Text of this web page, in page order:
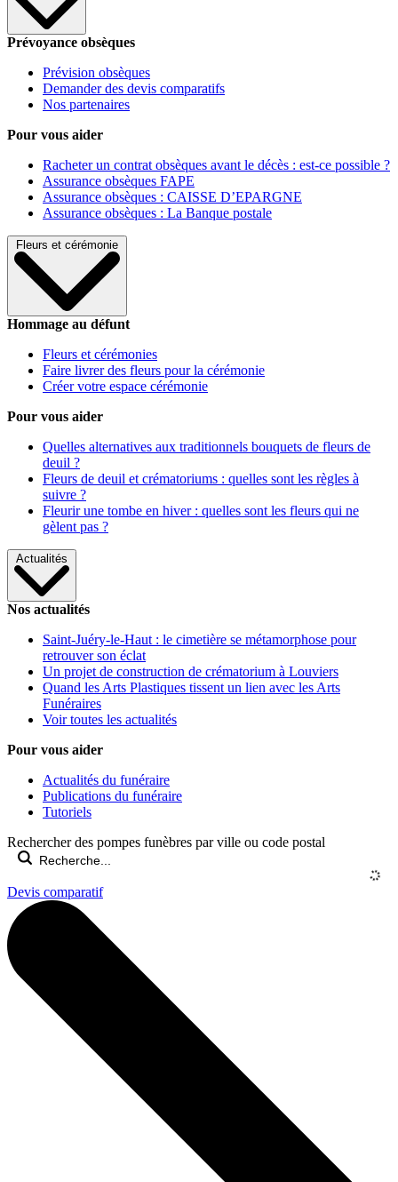
Prévoyance obsèques
Prévision obsèques
Demander des devis comparatifs
Nos partenaires
Pour vous aider
Racheter un contrat obsèques avant le décès : est-ce possible ?
Assurance obsèques FAPE
Assurance obsèques : CAISSE D’EPARGNE
Assurance obsèques : La Banque postale
Fleurs et cérémonie
Hommage au défunt
Fleurs et cérémonies
Faire livrer des fleurs pour la cérémonie
Créer votre espace cérémonie
Pour vous aider
Quelles alternatives aux traditionnels bouquets de fleurs de
deuil ?
Fleurs de deuil et crématoriums : quelles sont les règles à
suivre ?
Fleurir une tombe en hiver : quelles sont les fleurs qui ne
gèlent pas ?
Actualités
Nos actualités
Saint-Juéry-le-Haut : le cimetière se métamorphose pour
retrouver son éclat
Un projet de construction de crématorium à Louviers
Quand les Arts Plastiques tissent un lien avec les Arts
Funéraires
Voir toutes les actualités
Pour vous aider
Actualités du funéraire
Publications du funéraire
Tutoriels
Rechercher des pompes funèbres par ville ou code postal
Devis comparatif